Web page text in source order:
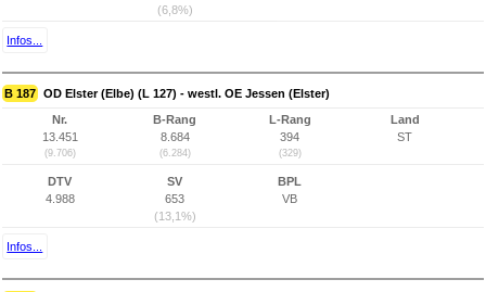
(6,8%)
Infos...
B 187 OD Elster (Elbe) (L 127) - westl. OE Jessen (Elster)
Nr.
13.451
(9.706)
B-Rang
8.684
(6.284)
L-Rang
394
(329)
Land
ST
DTV
4.988
SV
653
(13,1%)
BPL
VB
Infos...